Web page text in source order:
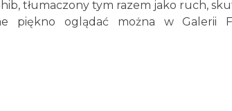
tłumaczony tym razem jako ruch,
piękno oglądać można w Galerii